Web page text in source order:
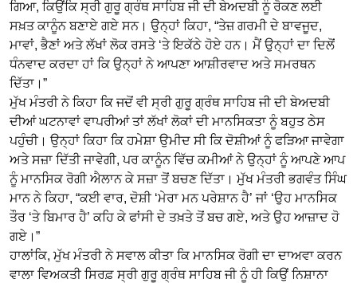
ਗਿਆ, ਕਿਉਂਕਿ ਸ੍ਰੀ ਗੁਰੂ ਗ੍ਰੰਥ ਸਾਹਿਬ ਜੀ ਦੀ ਬੇਅਦਬੀ ਨੂੰ ਰੋਕਣ ਲਈ
ਸਖ਼ਤ ਕਾਨੂੰਨ ਬਣਾਏ ਗਏ ਸਨ। ਉਨ੍ਹਾਂ ਕਿਹਾ, “ਤੇਜ਼ ਗਰਮੀ ਦੇ ਬਾਵਜੂਦ,
ਮਾਵਾਂ, ਭੈਣਾਂ ਅਤੇ ਲੱਖਾਂ ਲੋਕ ਰਸਤੇ ‘ਤੇ ਇਕੱਠੇ ਹੋਏ ਹਨ। ਮੈਂ ਉਨ੍ਹਾਂ ਦਾ ਦਿਲੋਂ
ਧੰਨਵਾਦ ਕਰਦਾ ਹਾਂ ਕਿ ਉਨ੍ਹਾਂ ਨੇ ਆਪਣਾ ਆਸ਼ੀਰਵਾਦ ਅਤੇ ਸਮਰਥਨ
ਦਿੱਤਾ।”
ਮੁੱਖ ਮੰਤਰੀ ਨੇ ਕਿਹਾ ਕਿ ਜਦੋਂ ਵੀ ਸ੍ਰੀ ਗੁਰੂ ਗ੍ਰੰਥ ਸਾਹਿਬ ਜੀ ਦੀ ਬੇਅਦਬੀ
ਦੀਆਂ ਘਟਨਾਵਾਂ ਵਾਪਰੀਆਂ ਤਾਂ ਲੱਖਾਂ ਲੋਕਾਂ ਦੀ ਮਾਨਸਿਕਤਾ ਨੂੰ ਬਹੁਤ ਠੇਸ
ਪਹੁੰਚੀ। ਉਨ੍ਹਾਂ ਕਿਹਾ ਕਿ ਹਮੇਸ਼ਾ ਉਮੀਦ ਸੀ ਕਿ ਦੋਸ਼ੀਆਂ ਨੂੰ ਫੜਿਆ ਜਾਵੇਗਾ
ਅਤੇ ਸਜ਼ਾ ਦਿੱਤੀ ਜਾਵੇਗੀ, ਪਰ ਕਾਨੂੰਨ ਵਿੱਚ ਕਮੀਆਂ ਨੇ ਉਨ੍ਹਾਂ ਨੂੰ ਆਪਣੇ ਆਪ
ਨੂੰ ਮਾਨਸਿਕ ਰੋਗੀ ਐਲਾਨ ਕੇ ਸਜ਼ਾ ਤੋਂ ਬਚਣ ਦਿੱਤਾ। ਮੁੱਖ ਮੰਤਰੀ ਭਗਵੰਤ ਸਿੰਘ
ਮਾਨ ਨੇ ਕਿਹਾ, “ਕਈ ਵਾਰ, ਦੋਸ਼ੀ ‘ਮੇਰਾ ਮਨ ਪਰੇਸ਼ਾਨ ਹੈ’ ਜਾਂ ‘ਉਹ ਮਾਨਸਿਕ
ਤੌਰ ‘ਤੇ ਬਿਮਾਰ ਹੈ’ ਕਹਿ ਕੇ ਫਾਂਸੀ ਦੇ ਤਖ਼ਤੇ ਤੋਂ ਬਚ ਗਏ, ਅਤੇ ਉਹ ਆਜ਼ਾਦ ਹੋ
ਗਏ।”
ਹਾਲਾਂਕਿ, ਮੁੱਖ ਮੰਤਰੀ ਨੇ ਸਵਾਲ ਕੀਤਾ ਕਿ ਮਾਨਸਿਕ ਰੋਗੀ ਦਾ ਦਾਅਵਾ ਕਰਨ
ਵਾਲਾ ਵਿਅਕਤੀ ਸਿਰਫ਼ ਸ੍ਰੀ ਗੁਰੂ ਗ੍ਰੰਥ ਸਾਹਿਬ ਜੀ ਨੂੰ ਹੀ ਕਿਉਂ ਨਿਸ਼ਾਨਾ